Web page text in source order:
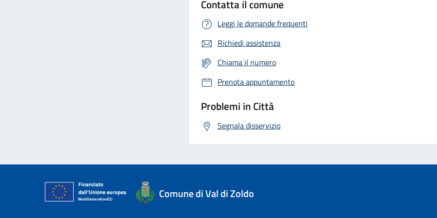
Contatta il comune
Leggi le domande frequenti
Richiedi assistenza
Chiama il numero
Prenota appuntamento
Problemi in Città
Segnala disservizio
Comune di Val di Zoldo